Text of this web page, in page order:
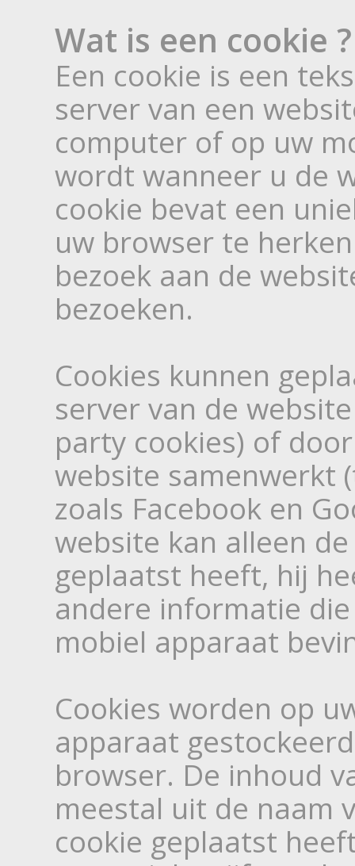
Wat is een cookie ?
Een cookie is een
server van een
computer of op uw
wordt wanneer u de
cookie bevat een
uw browser te
bezoek aan de
bezoeken.
Cookies kunnen
server van de
party cookies) of
website samenwerkt
zoals Facebook en
website kan alleen
geplaatst heeft, hij
andere informatie
mobiel apparaat
Cookies worden op
apparaat
browser. De inhoud
meestal uit de naam
cookie geplaatst